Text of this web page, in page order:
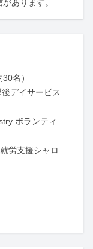
あります。
ボランティ